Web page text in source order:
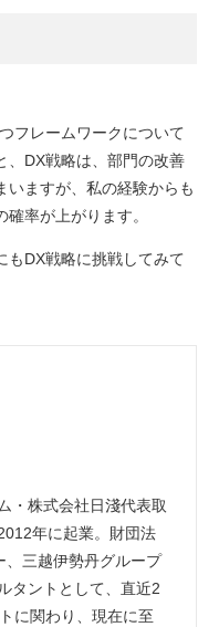
フレームワークについて
、DX戦略は、部門の改善
いますが、私の経験からも
率が上がります。
もDX戦略に挑戦してみて
・株式会社日淺代表取
年に起業。財団法
、三越伊勢丹グループ
タントとして、直近2
に関わり、現在に至